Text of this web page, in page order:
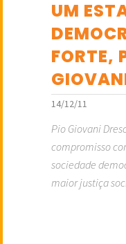
UM
FORTE,
14/12/11
Pio Giovani
compromisso
sociedade
maior justiça